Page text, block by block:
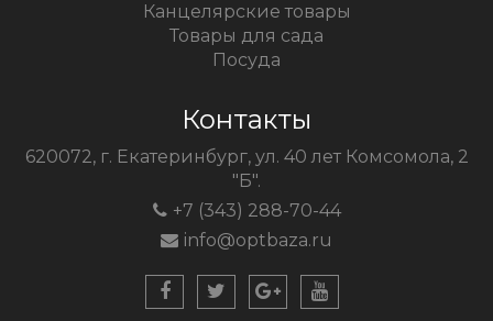
Канцелярские товары
Товары для сада
Посуда
Контакты
620072, г. Екатеринбург, ул. 40 лет Комсомола, 2
"Б".
+7 (343) 288-70-44
info@optbaza.ru